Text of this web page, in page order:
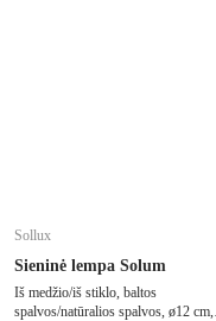
Sollux
Sieninė lempa Solum
Iš medžio/iš stiklo, baltos
spalvos/natūralios spalvos, ø12 cm,